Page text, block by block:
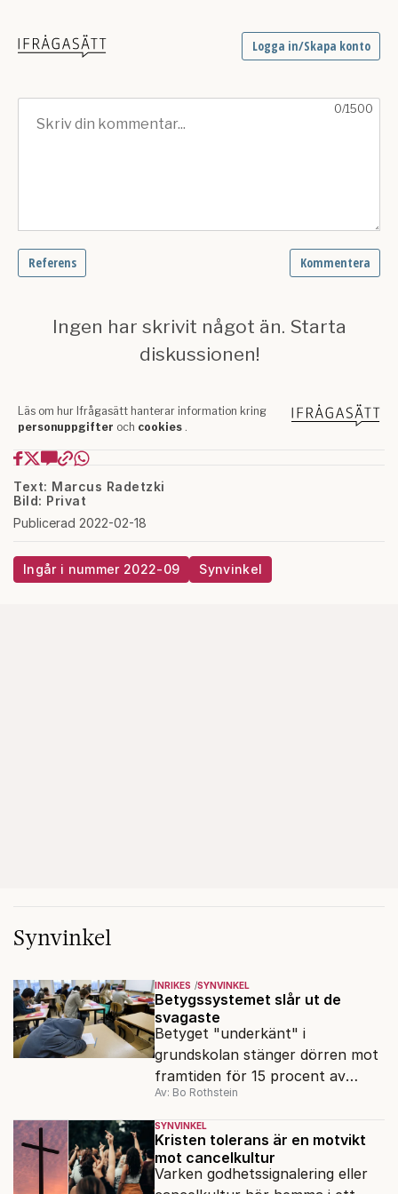
Text: Marcus Radetzki
Bild: Privat
Publicerad 2022-02-18
Ingår i nummer 2022-09 Synvinkel
Synvinkel
INRIKES SYNVINKEL
Betygssystemet slår ut de
svagaste
Betyget "underkänt" i
grundskolan stänger dörren mot
framtiden för 15 procent av
avgångseleverna. Det måste
bort, skriver Bo Rothstein.
Av: Bo Rothstein
SYNVINKEL
Kristen tolerans är en motvikt
mot cancelkultur
Varken godhetssignalering eller